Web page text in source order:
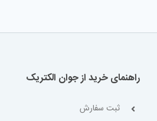
راهنمای خرید از جوان الکتریک
ثبت سفارش